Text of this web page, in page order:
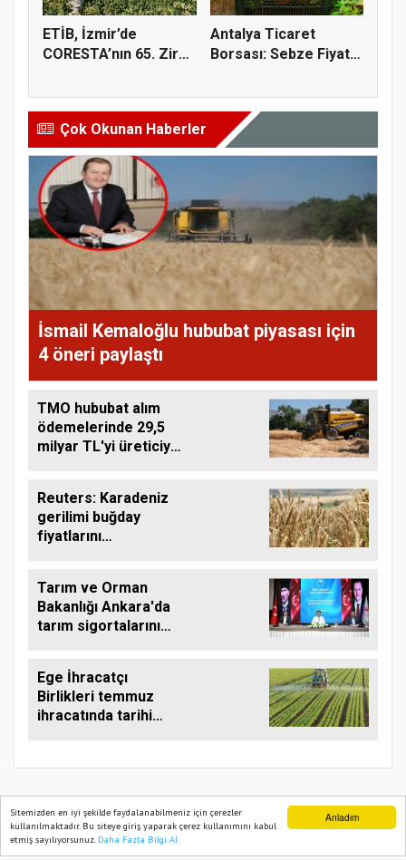
Anladım
Sitemizden en iyi şekilde faydalanabilmeniz için çerezler
kullanılmaktadır. Bu siteye giriş yaparak çerez kullanımını kabul
etmiş sayılıyorsunuz. Daha Fazla Bilgi Al
ETİB, İzmir’de
CORESTA’nın 65. Zirai
Antalya Ticaret
Borsası: Sebze Fiyat
Çok Okunan Haberler
İsmail Kemaloğlu hububat piyasası için
4 öneri paylaştı
TMO hububat alım
ödemelerinde 29,5
milyar TL'yi üreticiye
Reuters: Karadeniz
gerilimi buğday
fiyatlarını
Tarım ve Orman
Bakanlığı Ankara'da
tarım sigortalarını
Ege İhracatçı
Birlikleri temmuz
ihracatında tarihi
TARIM PUSULASI
OnemsoftHaber Yazılımı
Ana Sayfa Web TV